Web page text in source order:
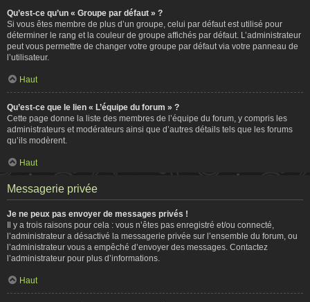
Qu’est-ce qu’un « Groupe par défaut » ?
Si vous êtes membre de plus d’un groupe, celui par défaut est utilisé pour
déterminer le rang et la couleur de groupe affichés par défaut. L’administrateur
peut vous permettre de changer votre groupe par défaut via votre panneau de
l’utilisateur.
Haut
Qu’est-ce que le lien « L’équipe du forum » ?
Cette page donne la liste des membres de l’équipe du forum, y compris les
administrateurs et modérateurs ainsi que d’autres détails tels que les forums
qu’ils modèrent.
Haut
Messagerie privée
Je ne peux pas envoyer de messages privés !
Il y a trois raisons pour cela : vous n’êtes pas enregistré et/ou connecté,
l’administrateur a désactivé la messagerie privée sur l’ensemble du forum, ou
l’administrateur vous a empêché d’envoyer des messages. Contactez
l’administrateur pour plus d’informations.
Haut